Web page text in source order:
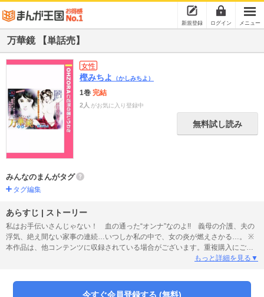
新規登録 ログイン メニュー
万華鏡 【単話売】
女性
樫みちよ （かしみちよ）
1巻 完結
2人 がお気に入り登録中
無料試し読み
みんなのまんがタグ
タグ編集
あらすじ | ストーリー
私はお手伝いさんじゃない！ 血の通った“オンナ”なのよ!! 義母の介護、夫の
浮気、絶え間ない家事の連続…いつしか私の中で、女の炎が燃えさかる…。 ※
本作品は、他コンテンツに収録されている場合がございます。重複購入にご注
もっと詳細を見る▼
今すぐ会員登録する (無料)